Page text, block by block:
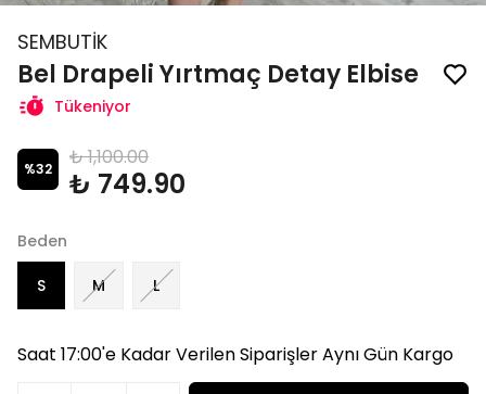
SEMBUTİK
Bel Drapeli Yırtmaç Detay Elbise
Tükeniyor
%32 ₺ 1,100.00
₺ 749.90
Beden
S M L
Saat 17:00'e Kadar Verilen Siparişler Aynı Gün Kargo